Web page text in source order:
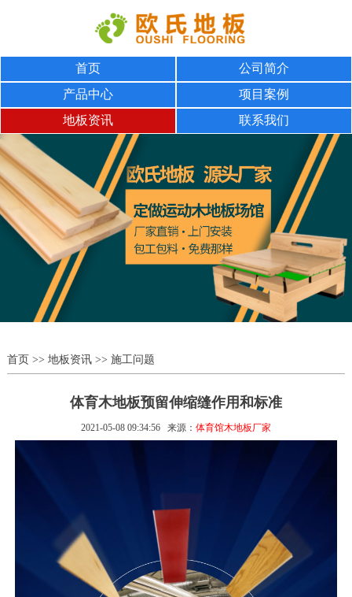
首页
公司简介
产品中心
项目案例
地板资讯
联系我们
首页>> 地板资讯>> 施工问题
体育木地板预留伸缩缝作用和标准
2021-05-08 09:34:56 来源： 体育馆木地板厂家